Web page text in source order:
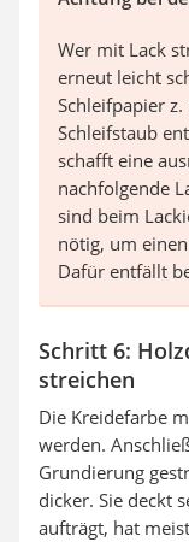
Wer mit Lack
erneut leicht
Schleifpapier
Schleifstaub
schafft eine
nachfolgende
sind beim
nötig, um
Dafür entfällt
Schritt 6:
streichen
Die Kreidefarbe
werden.
Grundierung
dicker. Sie deckt
aufträgt, hat